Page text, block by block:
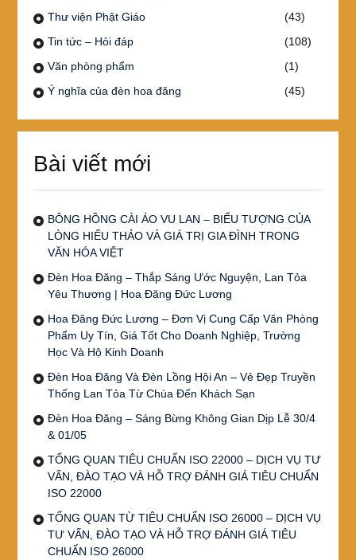
Thư viện Phật Giáo
(43)
Tin tức – Hỏi đáp
(108)
Văn phòng phẩm
(1)
Ý nghĩa của đèn hoa đăng
(45)
Bài viết mới
BÔNG HỒNG CÀI ÁO VU LAN – BIỂU TƯỢNG CỦA
LÒNG HIẾU THẢO VÀ GIÁ TRỊ GIA ĐÌNH TRONG
VĂN HÓA VIỆT
Đèn Hoa Đăng – Thắp Sáng Ước Nguyện, Lan Tỏa
Yêu Thương | Hoa Đăng Đức Lương
Hoa Đăng Đức Lương – Đơn Vị Cung Cấp Văn Phòng
Phẩm Uy Tín, Giá Tốt Cho Doanh Nghiệp, Trường
Học Và Hộ Kinh Doanh
Đèn Hoa Đăng Và Đèn Lồng Hội An – Vẻ Đẹp Truyền
Thống Lan Tỏa Từ Chùa Đến Khách Sạn
Đèn Hoa Đăng – Sáng Bừng Không Gian Dịp Lễ 30/4
& 01/05
TỔNG QUAN TIÊU CHUẨN ISO 22000 – DỊCH VỤ TƯ
VẤN, ĐÀO TẠO VÀ HỖ TRỢ ĐÁNH GIÁ TIÊU CHUẨN
ISO 22000
TỔNG QUAN TỪ TIÊU CHUẨN ISO 26000 – DỊCH VỤ
TƯ VẤN, ĐÀO TẠO VÀ HỖ TRỢ ĐÁNH GIÁ TIÊU
CHUẨN ISO 26000